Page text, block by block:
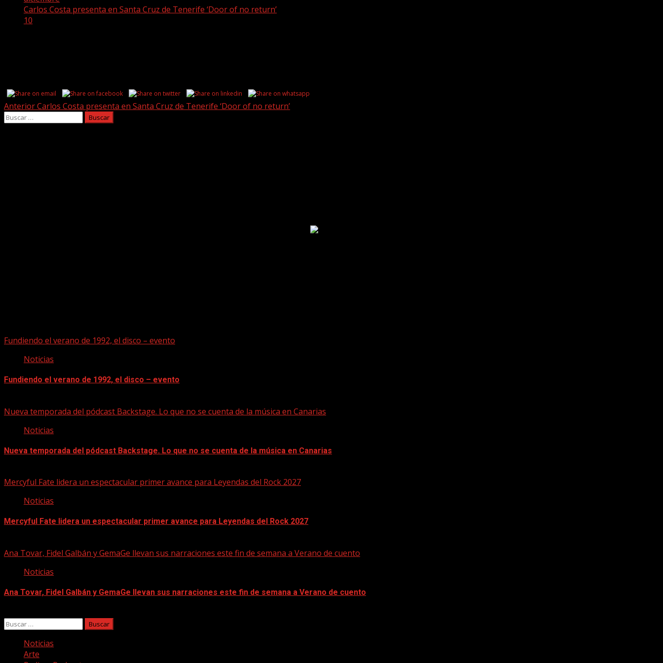
Carlos Costa presenta en Santa Cruz de Tenerife ‘Door of no return’
10
Post
navigation
AnteriorCarlos Costa presenta en Santa Cruz de Tenerife ‘Door of no return’
Buscar:
Fundiendo el verano de 1992, el disco – evento
Noticias
Fundiendo el verano de 1992, el disco – evento
Nueva temporada del pódcast Backstage. Lo que no se cuenta de la música en Canarias
Noticias
Nueva temporada del pódcast Backstage. Lo que no se cuenta de la música en Canarias
Mercyful Fate lidera un espectacular primer avance para Leyendas del Rock 2027
Noticias
Mercyful Fate lidera un espectacular primer avance para Leyendas del Rock 2027
Ana Tovar, Fidel Galbán y GemaGe llevan sus narraciones este fin de semana a Verano de cuento
Noticias
Ana Tovar, Fidel Galbán y GemaGe llevan sus narraciones este fin de semana a Verano de cuento
Buscar:
Noticias
Arte